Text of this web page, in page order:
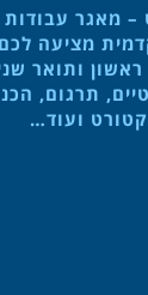
מאגר עבודות
מציעה
ראשון ותואר
תרגום,
ועוד…